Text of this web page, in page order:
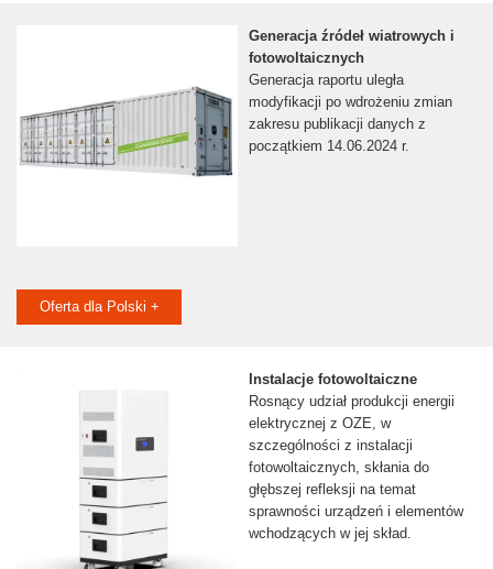
Generacja źródeł wiatrowych i
fotowoltaicznych
Generacja raportu uległa
modyfikacji po wdrożeniu zmian
zakresu publikacji danych z
początkiem 14.06.2024 r.
Oferta dla Polski +
Instalacje fotowoltaiczne
Rosnący udział produkcji energii
elektrycznej z OZE, w
szczególności z instalacji
fotowoltaicznych, skłania do
głębszej refleksji na temat
sprawności urządzeń i elementów
wchodzących w jej skład.